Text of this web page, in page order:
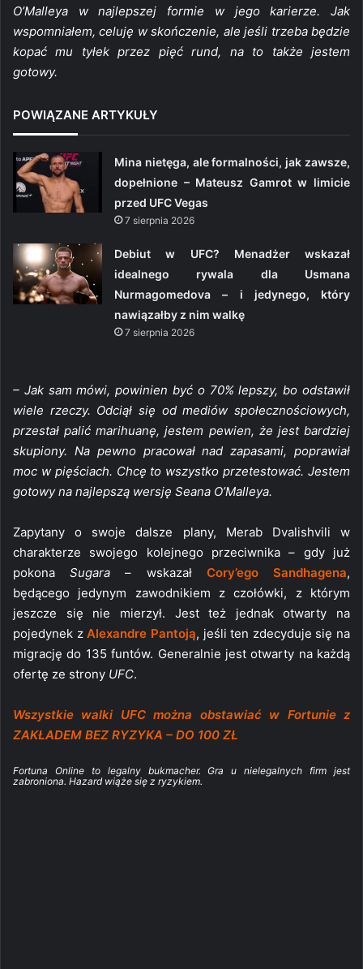
O’Malleya w najlepszej formie w jego karierze. Jak
wspomniałem, celuję w skończenie, ale jeśli trzeba będzie
kopać mu tyłek przez pięć rund, na to także jestem
gotowy.
POWIĄZANE ARTYKUŁY
Mina nietęga, ale formalności, jak zawsze,
dopełnione – Mateusz Gamrot w limicie
przed UFC Vegas
7 sierpnia 2026
Debiut w UFC? Menadżer wskazał
idealnego rywala dla Usmana
Nurmagomedova – i jedynego, który
nawiązałby z nim walkę
7 sierpnia 2026
– Jak sam mówi, powinien być o 70% lepszy, bo odstawił
wiele rzeczy. Odciął się od mediów społecznościowych,
przestał palić marihuanę, jestem pewien, że jest bardziej
skupiony. Na pewno pracował nad zapasami, poprawiał
moc w pięściach. Chcę to wszystko przetestować. Jestem
gotowy na najlepszą wersję Seana O’Malleya.
Zapytany o swoje dalsze plany, Merab Dvalishvili w
charakterze swojego kolejnego przeciwnika – gdy już
pokonaSugara – wskazał Cory’ego Sandhagena,
będącego jedynym zawodnikiem z czołówki, z którym
jeszcze się nie mierzył. Jest też jednak otwarty na
pojedynek zAlexandre Pantoją, jeśli ten zdecyduje się na
migrację do 135 funtów. Generalnie jest otwarty na każdą
ofertę ze strony UFC.
Wszystkie walki UFC można obstawiać w Fortunie z
ZAKŁADEM BEZ RYZYKA – DO 100 ZŁ
Fortuna Online to legalny bukmacher. Gra u nielegalnych firm jest
zabroniona. Hazard wiąże się z ryzykiem.